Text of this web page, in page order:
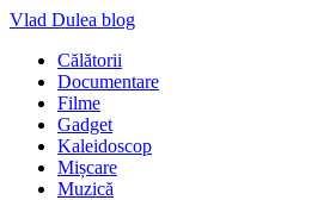
Vlad Dulea blog
Călătorii
Documentare
Filme
Gadget
Kaleidoscop
Mișcare
Muzică